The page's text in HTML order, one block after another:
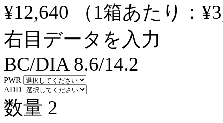
¥12,640
（1箱あたり：
右目データを入力
BC/DIA 8.6/14.2
PWR
ADD
数量 2